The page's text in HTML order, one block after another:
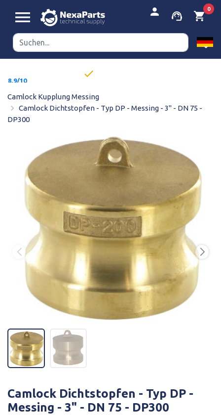
menu person support_agent shopping_cart
0
8,9/10
done
Camlock Kupplung Messing
navigate_next Camlock Dichtstopfen - Typ DP - Messing - 3" - DN 75 -
DP300


Camlock Dichtstopfen - Typ DP -
Messing - 3" - DN 75 - DP300